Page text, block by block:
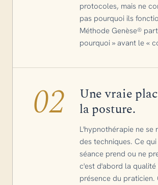
protocoles, mais ne
pas pourquoi ils
Méthode Genèse®
pourquoi » avant le «
02
Une vraie
la posture.
L'hypnothérapie ne se
des techniques. Ce
séance prend ou ne
c'est d'abord la qualité
présence du praticien.